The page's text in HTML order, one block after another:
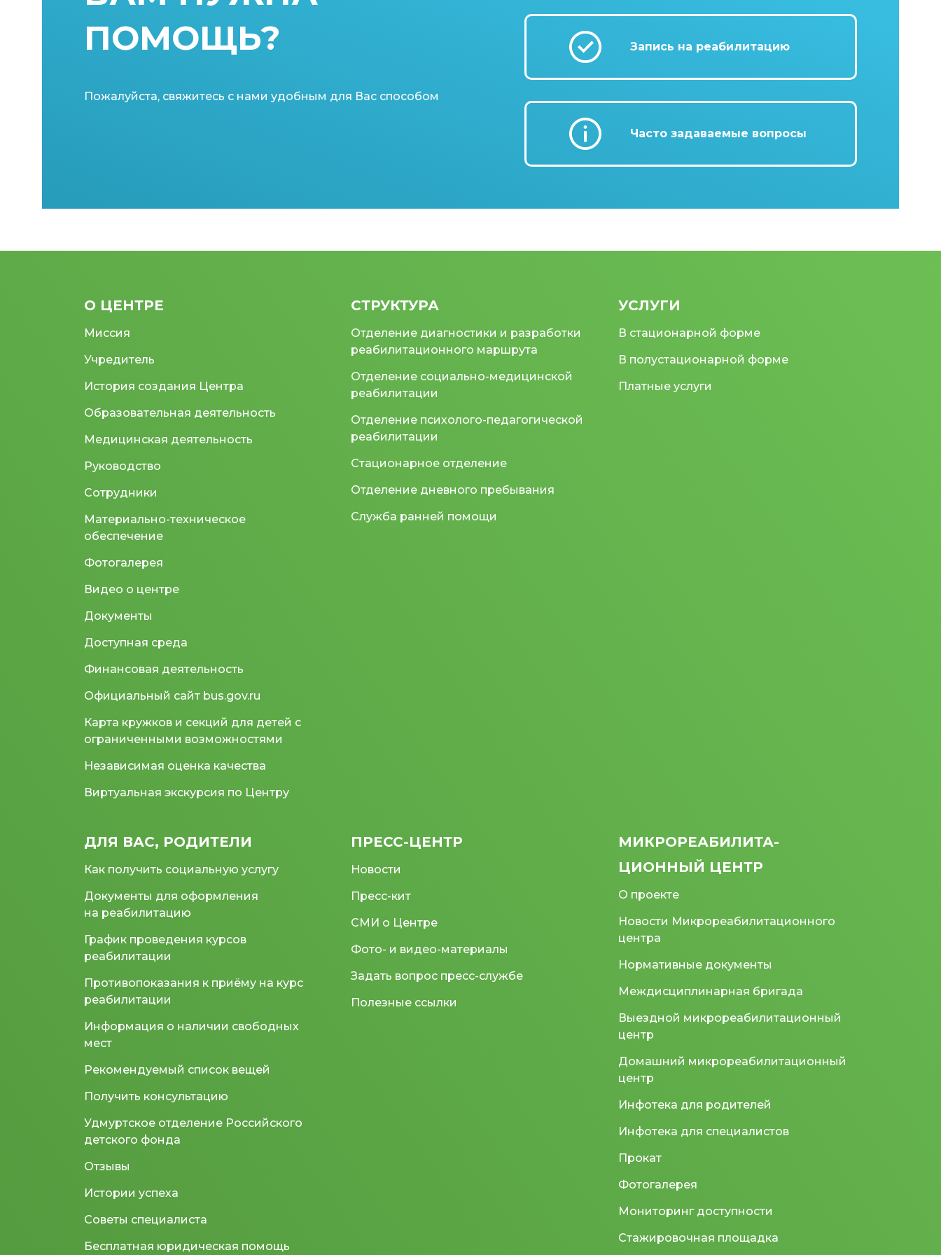
ПОМОЩЬ?
Пожалуйста, свяжитесь с нами удобным для Вас способом
Запись на реабилитацию
Часто задаваемые вопросы
О ЦЕНТРЕ
Миссия
Учредитель
История создания Центра
Образовательная деятельность
Медицинская деятельность
Руководство
Сотрудники
Материально-техническое
обеспечение
Фотогалерея
Видео о центре
Документы
Доступная среда
Финансовая деятельность
Официальный сайт bus.gov.ru
Карта кружков и секций для детей с
ограниченными возможностями
Независимая оценка качества
Виртуальная экскурсия по Центру
СТРУКТУРА
Отделение диагностики и разработки
реабилитационного маршрута
Отделение социально-медицинской
реабилитации
Отделение психолого-педагогической
реабилитации
Стационарное отделение
Отделение дневного пребывания
Служба ранней помощи
УСЛУГИ
В стационарной форме
В полустационарной форме
Платные услуги
ДЛЯ ВАС, РОДИТЕЛИ
Как получить социальную услугу
Документы для оформления
на реабилитацию
График проведения курсов
реабилитации
Противопоказания к приёму на курс
реабилитации
Информация о наличии свободных
мест
Рекомендуемый список вещей
Получить консультацию
Удмуртское отделение Российского
детского фонда
Отзывы
Истории успеха
Советы специалиста
Бесплатная юридическая помощь
ПРЕСС-ЦЕНТР
Новости
Пресс-кит
СМИ о Центре
Фото- и видео-материалы
Задать вопрос пресс-службе
Полезные ссылки
МИКРО­РЕАБИЛИТА­
ЦИОННЫЙ ЦЕНТР
О проекте
Новости Микрореабилитационного
центра
Нормативные документы
Междисциплинарная бригада
Выездной микрореабилитационный
центр
Домашний микрореабилитационный
центр
Инфотека для родителей
Инфотека для специалистов
Прокат
Фотогалерея
Мониторинг доступности
Стажировочная площадка